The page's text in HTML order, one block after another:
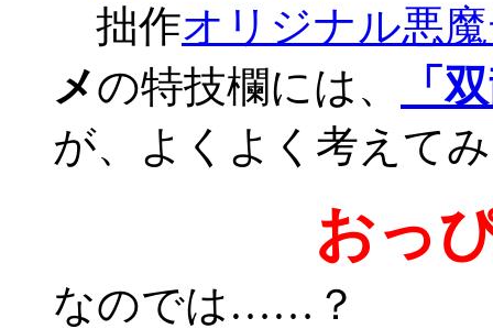
拙作オリジナル悪
メの特技欄には、 「
が、よくよく考えて
おっ
なのでは……？